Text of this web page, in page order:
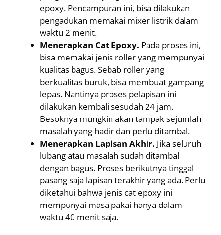
epoxy. Pencampuran ini, bisa dilakukan
pengadukan memakai mixer listrik dalam
waktu 2 menit.
Menerapkan Cat Epoxy. Pada proses ini,
bisa memakai jenis roller yang mempunyai
kualitas bagus. Sebab roller yang
berkualitas buruk, bisa membuat gampang
lepas. Nantinya proses pelapisan ini
dilakukan kembali sesudah 24 jam.
Besoknya mungkin akan tampak sejumlah
masalah yang hadir dan perlu ditambal.
Menerapkan Lapisan Akhir. Jika seluruh
lubang atau masalah sudah ditambal
dengan bagus. Proses berikutnya tinggal
pasang saja lapisan terakhir yang ada. Perlu
diketahui bahwa jenis cat epoxy ini
mempunyai masa pakai hanya dalam
waktu 40 menit saja.